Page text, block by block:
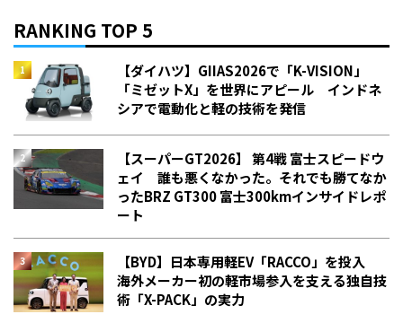
RANKING TOP 5
【ダイハツ】GIIAS2026で「K-VISION」
「ミゼットX」を世界にアピール インドネ
シアで電動化と軽の技術を発信
【スーパーGT2026】 第4戦 富士スピードウ
ェイ 誰も悪くなかった。それでも勝てなか
った――BRZ GT300 富士300kmインサイドレポ
ート
【BYD】日本専用軽EV「RACCO」を投入
海外メーカー初の軽市場参入を支える独自技
術「X-PACK」の実力